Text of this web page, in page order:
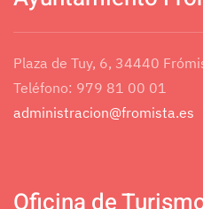
Correo electrónico*
Asunto*
Mensaje
Plaza de Tuy, 6, 34440
Teléfono: 979 81 00 01
administracion@fromista.es